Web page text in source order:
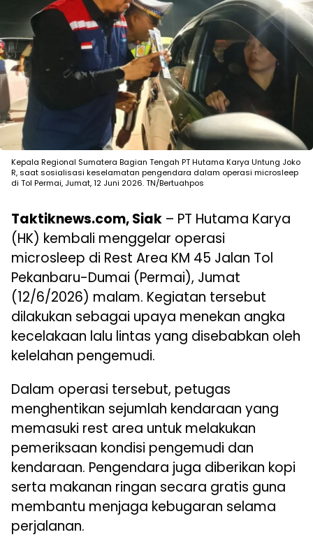
Kepala Regional Sumatera Bagian Tengah PT Hutama Karya Untung Joko
R, saat sosialisasi keselamatan pengendara dalam operasi microsleep
di Tol Permai, Jumat, 12 Juni 2026. TN/Bertuahpos
Taktiknews.com, Siak – PT Hutama Karya
(HK) kembali menggelar operasi
microsleep di Rest Area KM 45 Jalan Tol
Pekanbaru-Dumai (Permai), Jumat
(12/6/2026) malam. Kegiatan tersebut
dilakukan sebagai upaya menekan angka
kecelakaan lalu lintas yang disebabkan oleh
kelelahan pengemudi.
Dalam operasi tersebut, petugas
menghentikan sejumlah kendaraan yang
memasuki rest area untuk melakukan
pemeriksaan kondisi pengemudi dan
kendaraan. Pengendara juga diberikan kopi
serta makanan ringan secara gratis guna
membantu menjaga kebugaran selama
perjalanan.